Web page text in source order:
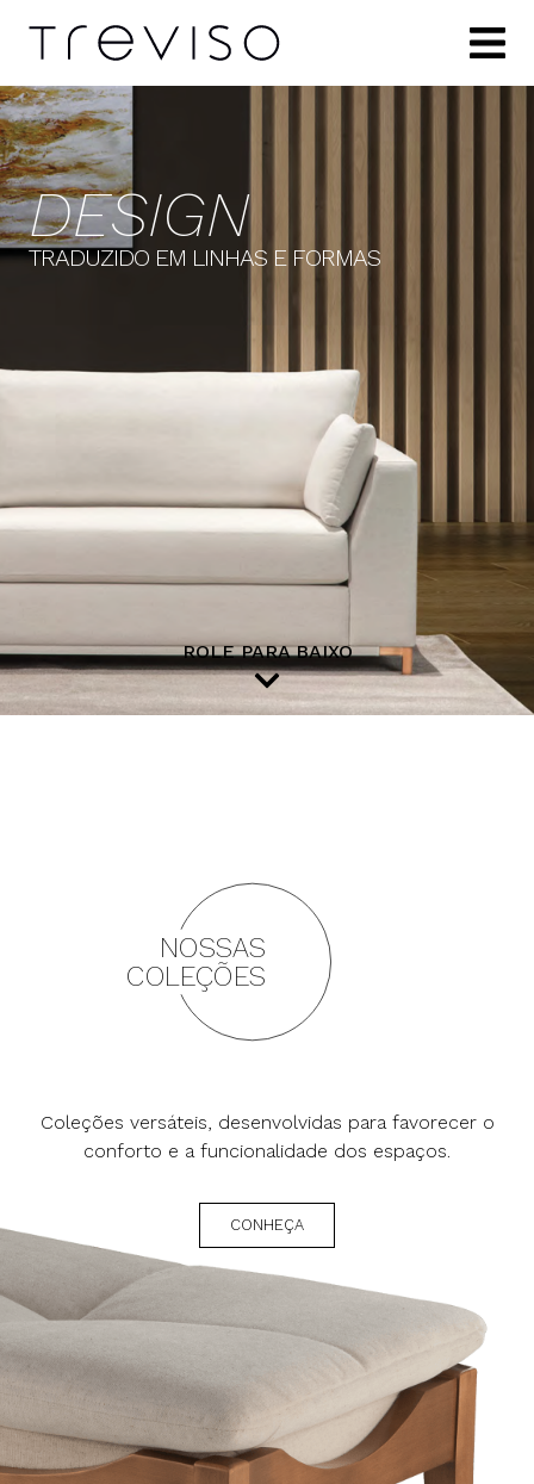
DESIGN
TRADUZIDO EM LINHAS E FORMAS
ROLE PARA BAIXO
NOSSAS
COLEÇÕES
Coleções versáteis, desenvolvidas para favorecer o
conforto e a funcionalidade dos espaços.
CONHEÇA